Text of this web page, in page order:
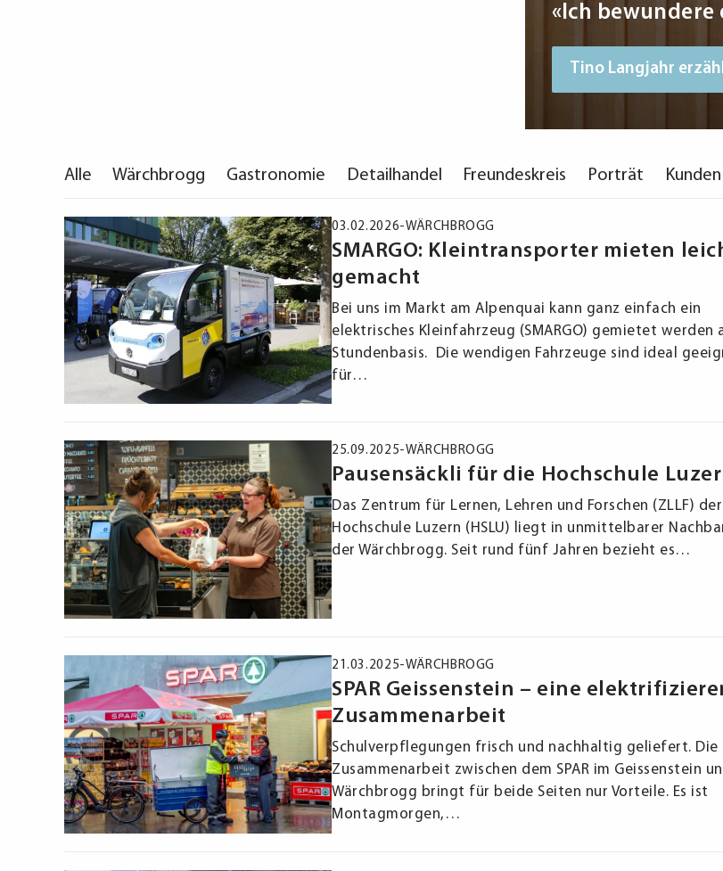
«Ich bewundere
Tino Langjahr
Alle Wärchbrogg Gastronomie Detailhandel Freundeskreis Porträt Kunden
03.02.2026-WÄRCHBROGG
SMARGO: Kleintransporter mieten
gemacht
Bei uns im Markt am Alpenquai kann ganz einfach ein
elektrisches Kleinfahrzeug (SMARGO) gemietet werden
Stundenbasis. Die wendigen Fahrzeuge sind ideal
für…
25.09.2025-WÄRCHBROGG
Pausensäckli für die Hochschule
Das Zentrum für Lernen, Lehren und Forschen (ZLLF) der
Hochschule Luzern (HSLU) liegt in unmittelbarer
der Wärchbrogg. Seit rund fünf Jahren bezieht es…
21.03.2025-WÄRCHBROGG
SPAR Geissenstein – eine
Zusammenarbeit
Schulverpflegungen frisch und nachhaltig geliefert. Die
Zusammenarbeit zwischen dem SPAR im Geissenstein
Wärchbrogg bringt für beide Seiten nur Vorteile. Es ist
Montagmorgen,…